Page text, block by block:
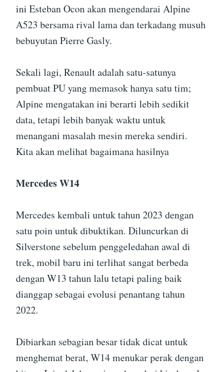
ini Esteban Ocon akan mengendarai Alpine
A523 bersama rival lama dan terkadang musuh
bebuyutan Pierre Gasly.
Sekali lagi, Renault adalah satu-satunya
pembuat PU yang memasok hanya satu tim;
Alpine mengatakan ini berarti lebih sedikit
data, tetapi lebih banyak waktu untuk
menangani masalah mesin mereka sendiri.
Kita akan melihat bagaimana hasilnya
Mercedes W14
Mercedes kembali untuk tahun 2023 dengan
satu poin untuk dibuktikan. Diluncurkan di
Silverstone sebelum penggeledahan awal di
trek, mobil baru ini terlihat sangat berbeda
dengan W13 tahun lalu tetapi paling baik
dianggap sebagai evolusi penantang tahun
2022.
Dibiarkan sebagian besar tidak dicat untuk
menghemat berat, W14 menukar perak dengan